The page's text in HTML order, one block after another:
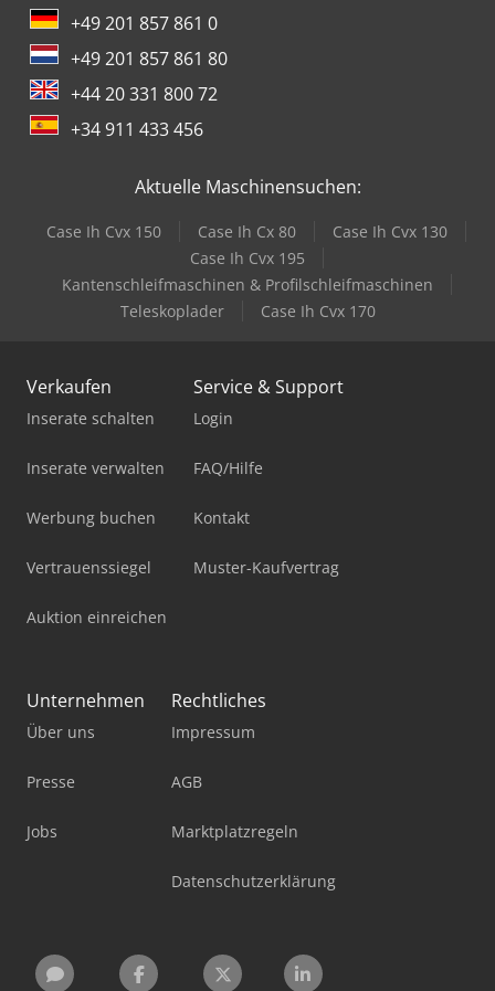
+49 201 857 861 0
+49 201 857 861 80
+44 20 331 800 72
+34 911 433 456
Aktuelle Maschinensuchen:
Case Ih Cvx 150 Case Ih Cx 80
Case Ih Cvx 130
Case Ih Cvx 195
Kantenschleifmaschinen & Profilschleifmaschinen
Teleskoplader
Case Ih Cvx 170
Verkaufen
Inserate schalten
Inserate verwalten
Werbung buchen
Vertrauenssiegel
Auktion einreichen
Service & Support
Login
FAQ/Hilfe
Kontakt
Muster-Kaufvertrag
Unternehmen
Über uns
Presse
Jobs
Rechtliches
Impressum
AGB
Marktplatzregeln
Datenschutzerklärung